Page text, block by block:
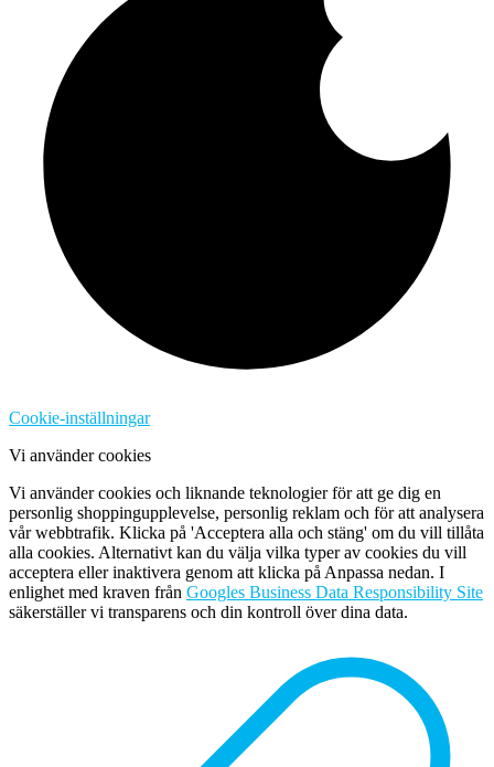
Cookie-inställningar
Vi använder cookies
Vi använder cookies och liknande teknologier för att ge dig en
personlig shoppingupplevelse, personlig reklam och för att analysera
vår webbtrafik. Klicka på 'Acceptera alla och stäng' om du vill tillåta
alla cookies. Alternativt kan du välja vilka typer av cookies du vill
acceptera eller inaktivera genom att klicka på Anpassa nedan. I
enlighet med kraven från Googles Business Data Responsibility Site
säkerställer vi transparens och din kontroll över dina data.